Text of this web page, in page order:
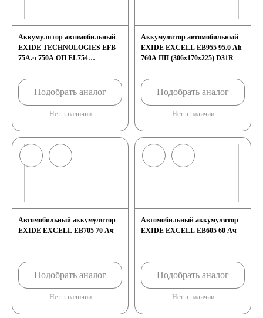
17 А/ч 18 А/ч
19 А/ч
30 А/ч
GEL
Li-Ion
лодок, катеров, яхт
Аккумулятор автомобильный
EXIDE TECHNOLOGIES EFB
75А.ч 750А ОП EL754
Подобрать аналог
Нет в наличии
Аккумулятор автомобильный
EXIDE EXCELL EB955 95.0 Ah
760A ПП (306x170x225) D31R
Подобрать аналог
Нет в наличии
Автомобильный аккумулятор
EXIDE EXCELL EB705 70 Ач
Подобрать аналог
Нет в наличии
Автомобильный аккумулятор
EXIDE EXCELL EB605 60 Ач
Подобрать аналог
Нет в наличии